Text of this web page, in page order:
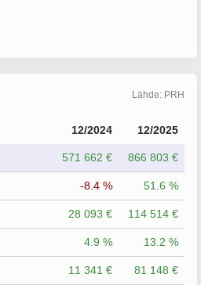
Lähde: PRH
12/2024 12/2025
571 662 € 866 803 €
-8.4 % 51.6 %
28 093 € 114 514 €
4.9 % 13.2 %
11 341 € 81 148 €